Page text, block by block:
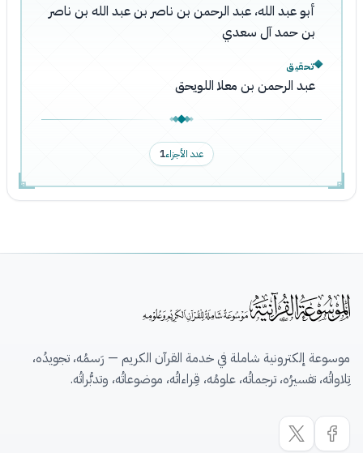
أبو عبد الله، عبد الرحمن بن ناصر بن عبد الله بن ناصر
بن حمد آل سعدي
تحقيق
عبد الرحمن بن معلا اللويحق
عدد الأجزاء1
موسوعة إلكترونية شاملة في خدمة القرآن الكريم — رَسمُه، تجويدُه،
تِلاواتُه، تفسيرُه، ترجماتُه، علومُه، قِراءاتُه، موضوعاتُه، وتدبُّراتُه.